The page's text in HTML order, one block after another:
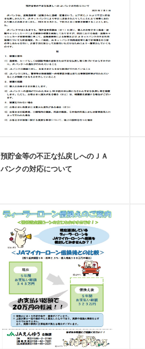
預貯金等の不正な払戻しへのＪＡ
バンクの対応について